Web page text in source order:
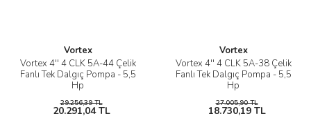
Vortex
Vortex 4'' 4 CLK 5A-44 Çelik
Fanlı Tek Dalgıç Pompa - 5,5
Hp
29.256,39 TL
20.291,04 TL
Vortex
Vortex 4'' 4 CLK 5A-38 Çelik
Fanlı Tek Dalgıç Pompa - 5,5
Hp
27.005,90 TL
18.730,19 TL